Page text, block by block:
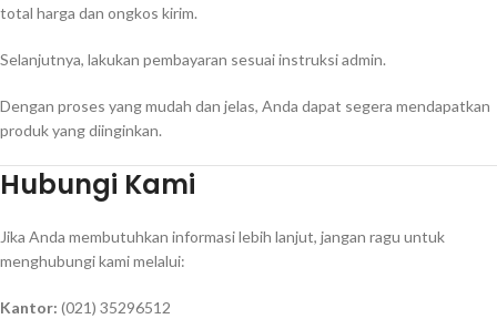
total harga dan ongkos kirim.
Selanjutnya, lakukan pembayaran sesuai instruksi admin.
Dengan proses yang mudah dan jelas, Anda dapat segera mendapatkan
produk yang diinginkan.
Hubungi Kami
Jika Anda membutuhkan informasi lebih lanjut, jangan ragu untuk
menghubungi kami melalui:
Kantor: (021) 35296512